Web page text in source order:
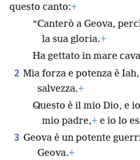
questo canto:+
“Canterò a Geova,
la sua gloria.+
Ha gettato in mare
2 Mia forza e potenza è Iah,
salvezza.+
Questo è il mio Dio, e
mio padre,+ e io lo
3 Geova è un potente
Geova.+